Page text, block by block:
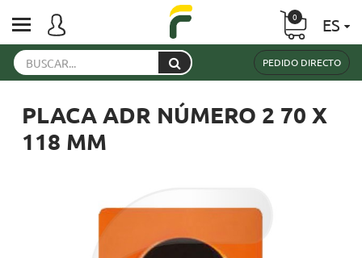
PEDIDO DIRECTO
ES
0
PLACA ADR NÚMERO 2 70 X
118 MM